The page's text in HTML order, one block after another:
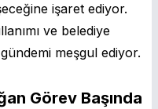
işaret ediyor.
ve belediye
meşgul ediyor.
Görev Başında